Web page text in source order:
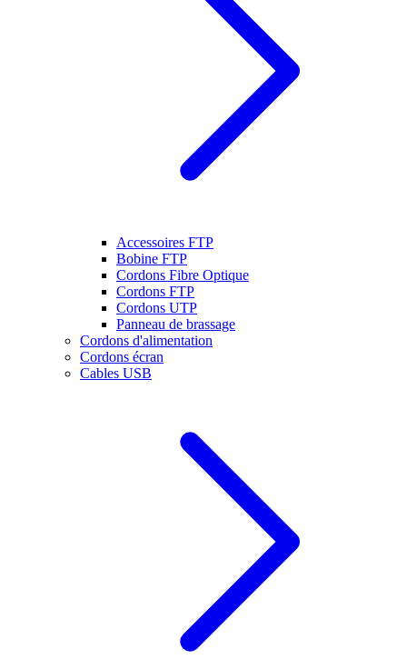
Accessoires FTP
Bobine FTP
Cordons Fibre Optique
Cordons FTP
Cordons UTP
Panneau de brassage
Cordons d'alimentation
Cordons écran
Cables USB